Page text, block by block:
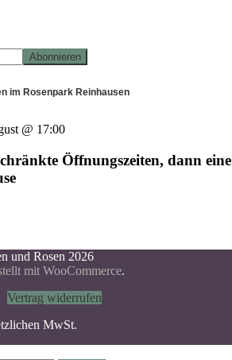
im Rosenpark Reinhausen
@ 17:00
Öffnungszeiten, dann eine
und Rosen 2026
mit WooCommerce.
Vertrag widerrufen
MwSt.